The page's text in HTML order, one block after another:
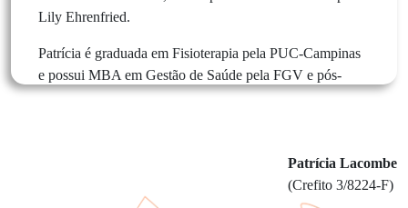
Patrícia Lacombe
(Crefito 3/8224-F)
Lily Ehrenfried.
Patrícia é graduada em Fisioterapia pela PUC-Campinas
e possui MBA em Gestão de Saúde pela FGV e pós-
graduação em Fisiologia do Exercício, Ergonomia,
Atualmente, é Presidente da Associação Brasileira de
Ginástica Holística (ABGH), Diretora da Associação
Brasileira de Qualidade de Vida (ABQV) e a única